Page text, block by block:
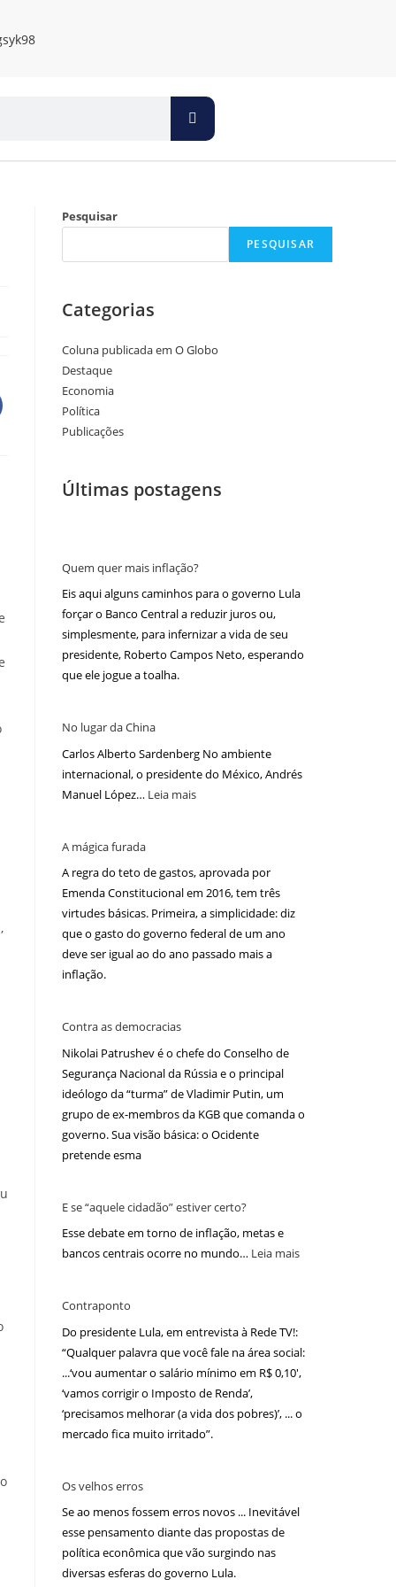
Pesquisar
PESQUISAR
Categorias
Coluna publicada em O Globo
Destaque
Economia
Política
Publicações
Últimas postagens
Quem quer mais inflação?
Eis aqui alguns caminhos para o governo Lula
forçar o Banco Central a reduzir juros ou,
simplesmente, para infernizar a vida de seu
presidente, Roberto Campos Neto, esperando
que ele jogue a toalha.
No lugar da China
Carlos Alberto Sardenberg No ambiente
internacional, o presidente do México, Andrés
Manuel López… Leia mais
A mágica furada
A regra do teto de gastos, aprovada por
Emenda Constitucional em 2016, tem três
virtudes básicas. Primeira, a simplicidade: diz
que o gasto do governo federal de um ano
deve ser igual ao do ano passado mais a
inflação.
Contra as democracias
Nikolai Patrushev é o chefe do Conselho de
Segurança Nacional da Rússia e o principal
ideólogo da “turma” de Vladimir Putin, um
grupo de ex-membros da KGB que comanda o
governo. Sua visão básica: o Ocidente
pretende esma
E se “aquele cidadão” estiver certo?
Esse debate em torno de inflação, metas e
bancos centrais ocorre no mundo… Leia mais
Contraponto
Do presidente Lula, em entrevista à Rede TV!:
“Qualquer palavra que você fale na área social:
...‘vou aumentar o salário mínimo em R$ 0,10′,
‘vamos corrigir o Imposto de Renda’,
‘precisamos melhorar (a vida dos pobres)’, ... o
mercado fica muito irritado”.
Os velhos erros
Se ao menos fossem erros novos ... Inevitável
esse pensamento diante das propostas de
política econômica que vão surgindo nas
diversas esferas do governo Lula.